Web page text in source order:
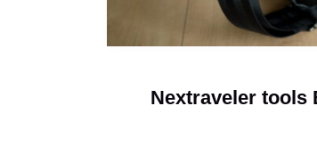
Nextraveler tools